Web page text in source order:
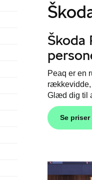
Škoda
Peaq er en
rækkevidde,
Glæd dig til
Se